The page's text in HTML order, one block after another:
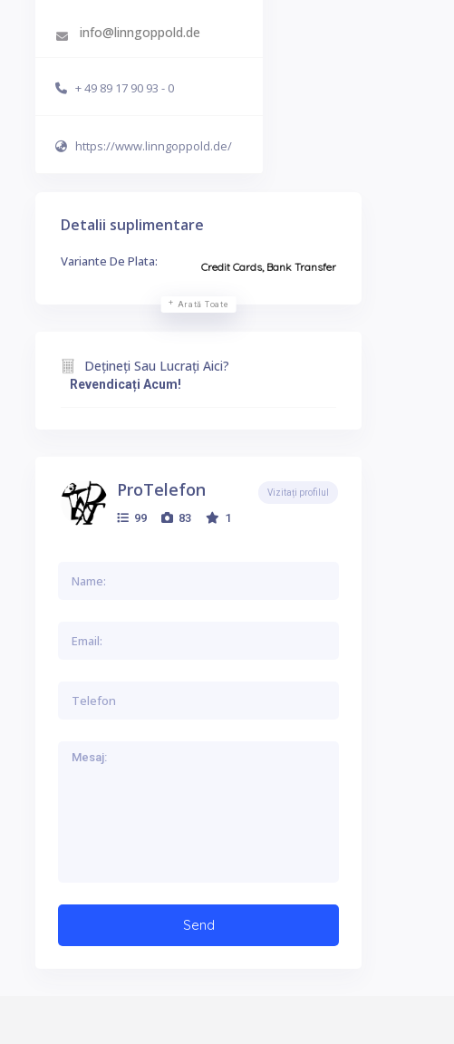
info@linngoppold.de
+ 49 89 17 90 93 - 0
https://www.linngoppold.de/
Detalii suplimentare
Variante De Plata: Credit Cards, Bank Transfer
Arată Toate
Dețineți Sau Lucrați Aici?
Revendicați Acum!
ProTelefon
99 83 1
Vizitați profilul